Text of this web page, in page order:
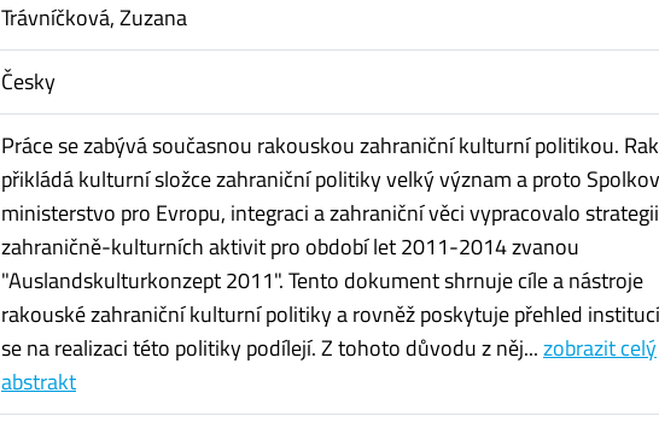
Trávníčková, Zuzana
Česky
Práce se zabývá současnou rakouskou zahraniční kulturní politikou.
přikládá kulturní složce zahraniční politiky velký význam a proto
ministerstvo pro Evropu, integraci a zahraniční věci vypracovalo strategii
zahraničně-kulturních aktivit pro období let 2011-2014 zvanou
"Auslandskulturkonzept 2011". Tento dokument shrnuje cíle a nástroje
rakouské zahraniční kulturní politiky a rovněž poskytuje přehled
se na realizaci této politiky podílejí. Z tohoto důvodu z něj...zobrazit celý
abstrakt